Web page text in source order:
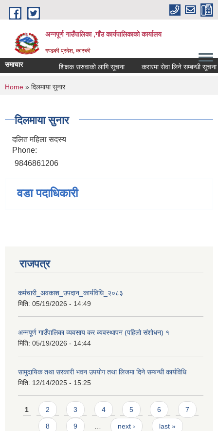
Skip to main content
अन्नपूर्ण गाउँपालिका ,गाँउ कार्यपालिकाको कार्यालय
गण्डकी प्रदेश, कास्की
समाचार शिक्षक सरुवाको लागि सूचना करारमा सेवा लिने सम्बन्धी सूचना ।
You are here
Home » दिलमाया सुनार
दिलमाया सुनार
दलित महिला सदस्य
Phone:
9846861206
वडा पदाधिकारी
राजपत्र
कर्मचारी_अवकाश_उपदान_कार्यविधि_२०८३
मिति: 05/19/2026 - 14:49
अन्नपूर्ण गाउँपालिका व्यवसाय कर व्यवस्थापन (पहिलो संशोधन) १
मिति: 05/19/2026 - 14:44
सामुदायिक तथा सरकारी भवन उपयोग तथा लिजमा दिने सम्बन्धी कार्यविधि
मिति: 12/14/2025 - 15:25
Pages
1 2 3 4 5 6 7
8 9 next › last »